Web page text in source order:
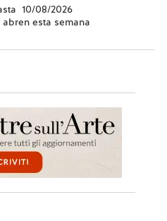
10/08/2026
esta semana